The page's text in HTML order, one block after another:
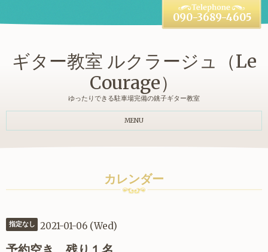
ギター教室 ルクラージュ（Le
Courage）
ゆったりできる駐車場完備の銚子ギター教室
090-3689-4605
MENU
カレンダー
指定なし 2021-01-06 (Wed)